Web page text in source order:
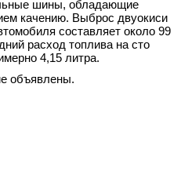
шины, обладающие
качению. Выброс двуокиси
составляет около 99
расход топлива на сто
4,15 литра.
объявлены.